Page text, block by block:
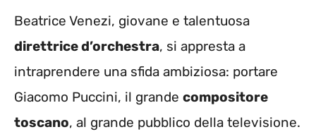
Beatrice Venezi, giovane e talentuosa
direttrice d’orchestra, si appresta a
intraprendere una sfida ambiziosa: portare
Giacomo Puccini, il grande compositore
toscano, al grande pubblico della televisione.